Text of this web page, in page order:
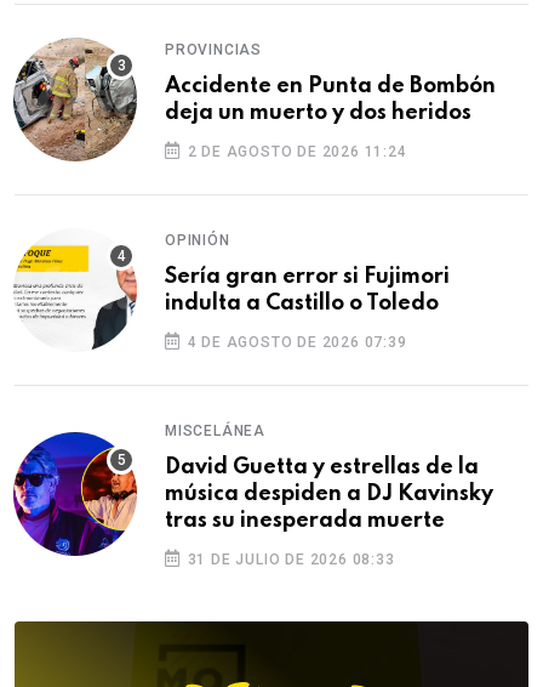
PROVINCIAS
Accidente en Punta de Bombón
deja un muerto y dos heridos
2 DE AGOSTO DE 2026 11:24
OPINIÓN
Sería gran error si Fujimori
indulta a Castillo o Toledo
4 DE AGOSTO DE 2026 07:39
MISCELÁNEA
David Guetta y estrellas de la
música despiden a DJ Kavinsky
tras su inesperada muerte
31 DE JULIO DE 2026 08:33